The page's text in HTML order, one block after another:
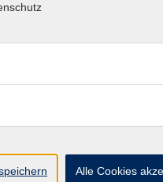
bleiben
Alle Cookies